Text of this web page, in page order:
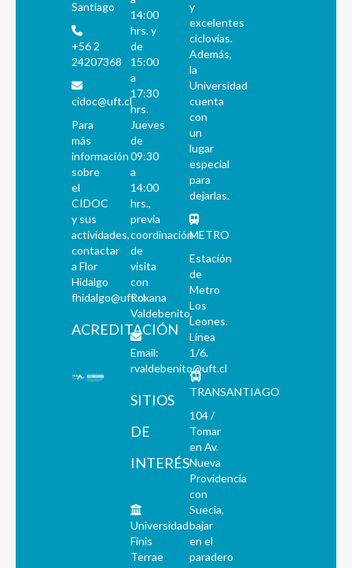
Santiago
+56 2
24207368
cidoc@uft.cl
Para
más
información
sobre
el
CIDOC
y sus
actividades,
contactar
a Flor
Hidalgo
fhidalgo@uft.cl
ACREDITACIÓN
14:00
hrs. y
de
15:00
a
17:30
hrs.
Jueves
de
09:30
a
14:00
hrs.,
previa
coordinación
de
visita
con
Roxana
Valdebenito.
Email:
rvaldebenito@uft.cl
SITIOS
DE
INTERÉS
Universidad
Finis
Terrae
y
excelentes
ciclovías.
Además,
la
Universidad
cuenta
con
un
lugar
especial
para
dejarlas.
METRO
Estación
de
Metro
Los
Leones.
Línea
1/6.
TRANSANTIAGO
104 /
Tomar
en Av.
Nueva
Providencia
con
Suecia,
bajar
en el
paradero